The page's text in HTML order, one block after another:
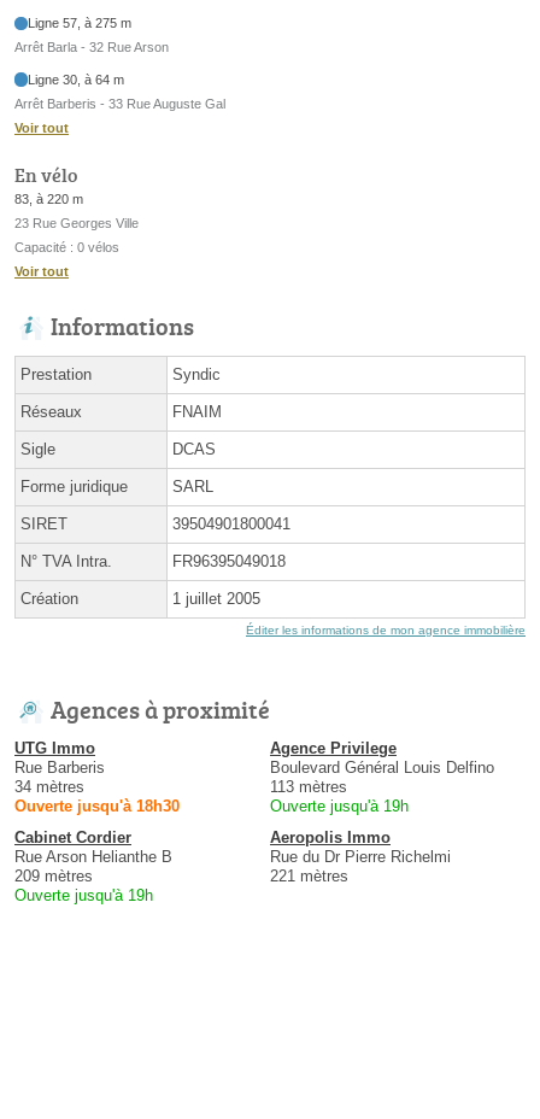
Ligne 57, à 275 m
Arrêt Barla - 32 Rue Arson
Ligne 30, à 64 m
Arrêt Barberis - 33 Rue Auguste Gal
Voir tout
En vélo
83, à 220 m
23 Rue Georges Ville
Capacité : 0 vélos
Voir tout
Informations
Prestation Syndic
Réseaux FNAIM
Sigle DCAS
Forme juridique SARL
SIRET 39504901800041
N° TVA Intra. FR96395049018
Création 1 juillet 2005
Éditer les informations de mon agence immobilière
Agences à proximité
UTG Immo
Rue Barberis
34 mètres
Ouverte jusqu'à 18h30
Agence Privilege
Boulevard Général Louis Delfino
113 mètres
Ouverte jusqu'à 19h
Cabinet Cordier
Rue Arson Helianthe B
209 mètres
Ouverte jusqu'à 19h
Aeropolis Immo
Rue du Dr Pierre Richelmi
221 mètres